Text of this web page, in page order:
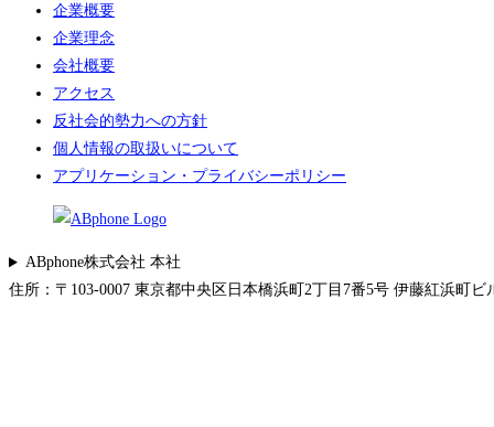
企業概要
企業理念
会社概要
アクセス
反社会的勢力への方針
個人情報の取扱いについて
アプリケーション・プライバシーポリシー
ABphone株式会社 本社
住所：〒103-0007 東京都中央区日本橋浜町2丁目7番5号 伊藤紅浜町